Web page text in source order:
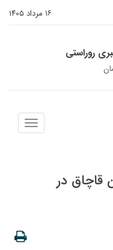
۱۶ مرداد ۱۴۰۵
روراستی
نمایش
منو
وازلین قاچاق در